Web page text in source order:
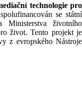
technologie pro
se státní
Ministerstva životního
život. Tento projekt je
z evropského Nástroje